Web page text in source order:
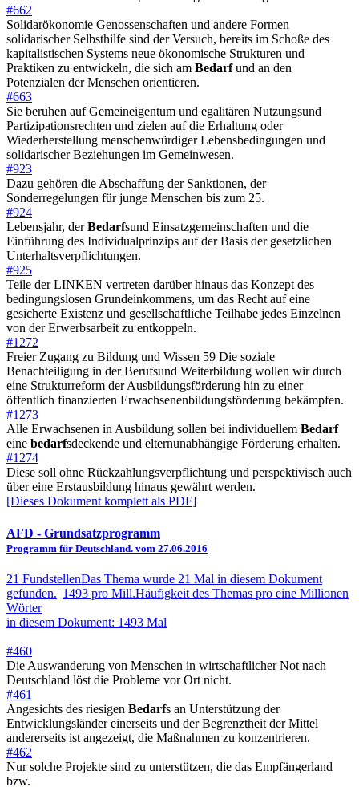
#662
Solidarökonomie Genossenschaften und andere Formen
solidarischer Selbsthilfe sind der Versuch, bereits im Schoße des
kapitalistischen Systems neue ökonomische Strukturen und
Praktiken zu entwickeln, die sich am Bedarfund an den
Potenzialen der Menschen orientieren.
#663
Sie beruhen auf Gemeineigentum und egalitären Nutzungsund
Partizipationsrechten und zielen auf die Erhaltung oder
Wiederherstellung menschenwürdiger Lebensbedingungen und
solidarischer Beziehungen im Gemeinwesen.
#923
Dazu gehören die Abschaffung der Sanktionen, der
Sonderregelungen für junge Menschen bis zum 25.
#924
Lebensjahr, derBedarfsund Einsatzgemeinschaften und die
Einführung des Individualprinzips auf der Basis der gesetzlichen
Unterhaltsverpflichtungen.
#925
Teile der LINKEN vertreten darüber hinaus das Konzept des
bedingungslosen Grundeinkommens, um das Recht auf eine
gesicherte Existenz und gesellschaftliche Teilhabe jedes Einzelnen
von der Erwerbsarbeit zu entkoppeln.
#1272
Freier Zugang zu Bildung und Wissen 59 Die soziale
Benachteiligung in der Berufsund Weiterbildung wollen wir durch
eine Strukturreform der Ausbildungsförderung hin zu einer
öffentlich finanzierten Erwachsenenbildungsförderung bekämpfen.
#1273
Alle Erwachsenen in Ausbildung sollen bei individuellem Bedarf
eine bedarfsdeckende und elternunabhängige Förderung erhalten.
#1274
Diese soll ohne Rückzahlungsverpflichtung und perspektivisch auch
über eine Erstausbildung hinaus gewährt werden.
[Dieses Dokument komplett als PDF]
AFD - Grundsatzprogramm
Programm für Deutschland. vom 27.06.2016
21 FundstellenDas Thema wurde 21 Mal in diesem Dokument
gefunden.| 1493 pro Mill.Häufigkeit des Themas pro eine Millionen
Wörter
in diesem Dokument: 1493 Mal
#460
Die Auswanderung von Menschen in wirtschaftlicher Not nach
Deutschland löst die Probleme vor Ort nicht.
#461
Angesichts des riesigen Bedarfs an Unterstützung der
Entwicklungsländer einerseits und der Begrenztheit der Mittel
andererseits ist angezeigt, die Maßnahmen zu konzentrieren.
#462
Nur solche Projekte sind zu unterstützen, die das Empfängerland
bzw.